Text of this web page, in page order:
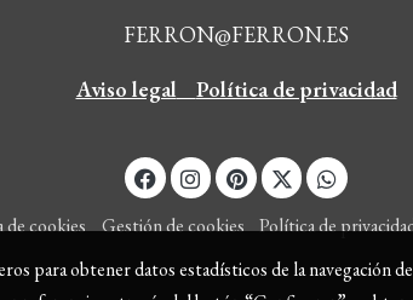
FERRON@FERRON.ES
Aviso legal
Política de privacidad
de cookies Gestión de cookies Política de
para obtener datos estadísticos de la navegación